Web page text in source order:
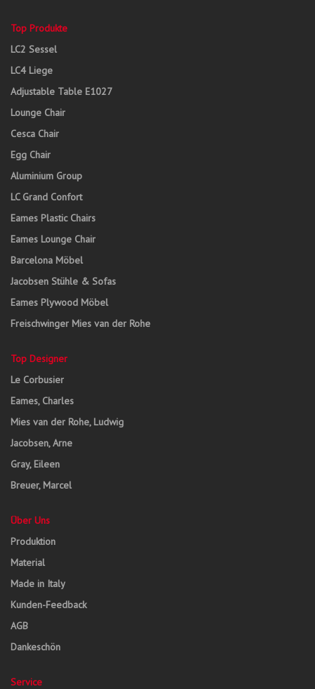
Top Produkte
LC2 Sessel
LC4 Liege
Adjustable Table E1027
Lounge Chair
Cesca Chair
Egg Chair
Aluminium Group
LC Grand Confort
Eames Plastic Chairs
Eames Lounge Chair
Barcelona Möbel
Jacobsen Stühle & Sofas
Eames Plywood Möbel
Freischwinger Mies van der Rohe
Top Designer
Le Corbusier
Eames, Charles
Mies van der Rohe, Ludwig
Jacobsen, Arne
Gray, Eileen
Breuer, Marcel
Über Uns
Produktion
Material
Made in Italy
Kunden-Feedback
AGB
Dankeschön
Service